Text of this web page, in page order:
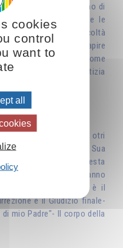
vita interiore di ognuno di
di presentare tramite le
nell’affrontare le difficoltà
idonei a far capire
inducono a ritenere come
di Dio e la Sua Giustizia
il vino nuovo negli otri
il regno di Dio e la Sua
Il Natale- La tempesta
loro perché non sanno
lo Spirito Santo è il
e il Giudizio finale-
mio Padre"- Il corpo della
cookies
control
want to
all